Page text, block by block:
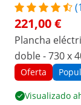
221,00 €
Plancha
doble - 730 x
Royal Catering
Oferta
Visualizado